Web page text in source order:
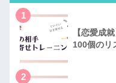
1
【恋愛成
100個のリ
2